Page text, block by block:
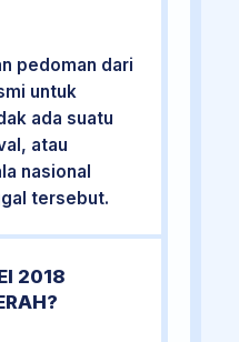
pedoman dari
untuk
ada suatu
atau
nasional
tersebut.
2018